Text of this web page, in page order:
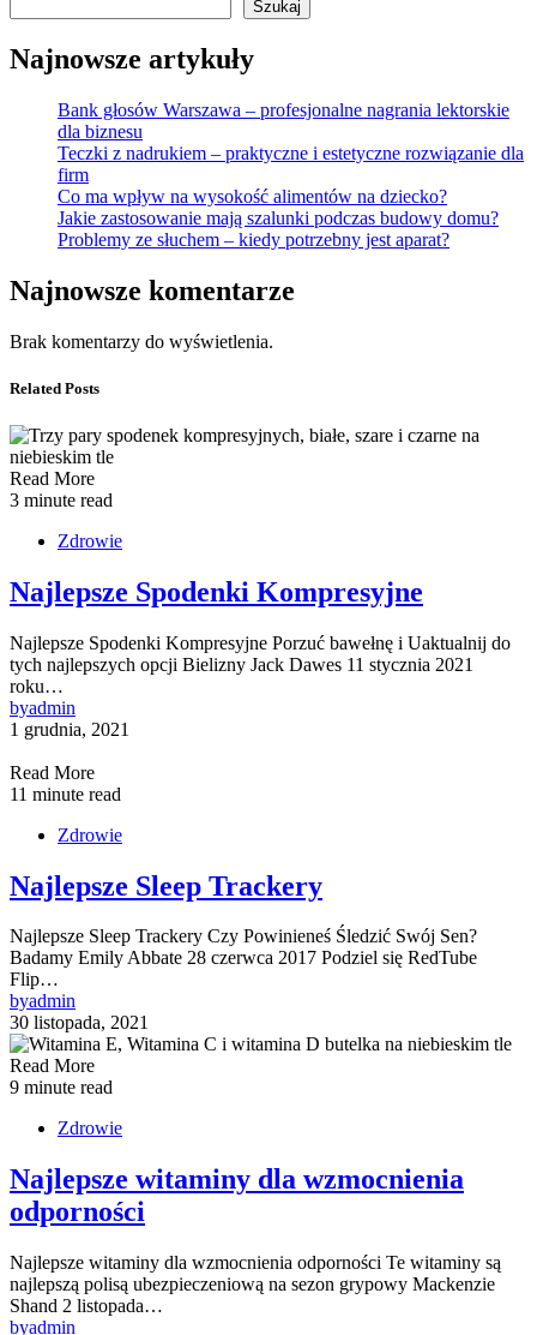
Szukaj
Najnowsze artykuły
Bank głosów Warszawa – profesjonalne nagrania lektorskie
dla biznesu
Teczki z nadrukiem – praktyczne i estetyczne rozwiązanie dla
firm
Co ma wpływ na wysokość alimentów na dziecko?
Jakie zastosowanie mają szalunki podczas budowy domu?
Problemy ze słuchem – kiedy potrzebny jest aparat?
Najnowsze komentarze
Brak komentarzy do wyświetlenia.
Related Posts
Read More
3 minute read
Zdrowie
Najlepsze Spodenki Kompresyjne
Najlepsze Spodenki Kompresyjne Porzuć bawełnę i Uaktualnij do
tych najlepszych opcji Bielizny Jack Dawes 11 stycznia 2021
roku…
byadmin
1 grudnia, 2021
Read More
11 minute read
Zdrowie
Najlepsze Sleep Trackery
Najlepsze Sleep Trackery Czy Powinieneś Śledzić Swój Sen?
Badamy Emily Abbate 28 czerwca 2017 Podziel się RedTube
Flip…
byadmin
30 listopada, 2021
Read More
9 minute read
Zdrowie
Najlepsze witaminy dla wzmocnienia
odporności
Najlepsze witaminy dla wzmocnienia odporności Te witaminy są
najlepszą polisą ubezpieczeniową na sezon grypowy Mackenzie
Shand 2 listopada…
byadmin